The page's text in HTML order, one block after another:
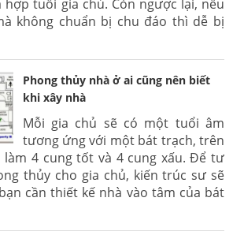
tuổi gia chủ. Còn ngược lại, nếu
không chuẩn bị chu đáo thì dễ bị
Phong thủy nhà ở ai cũng nên biết
khi xây nhà
Mỗi gia chủ sẽ có một tuổi âm
tương ứng với một bát trạch, trên
4 cung tốt và 4 cung xấu. Để tư
thủy cho gia chủ, kiến trúc sư sẽ
cần thiết kế nhà vào tâm của bát